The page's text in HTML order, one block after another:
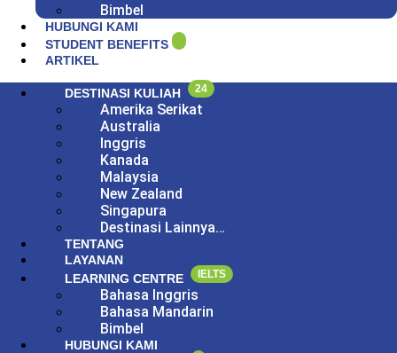
Bimbel
HUBUNGI KAMI
STUDENT BENEFITS
ARTIKEL
DESTINASI KULIAH 24
Amerika Serikat
Australia
Inggris
Kanada
Malaysia
New Zealand
Singapura
Destinasi Lainnya…
TENTANG
LAYANAN
LEARNING CENTRE
IELTS
Bahasa Inggris
Bahasa Mandarin
Bimbel
HUBUNGI KAMI